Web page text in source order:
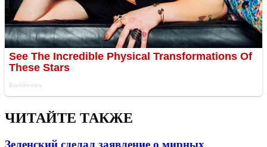
ЧИТАЙТЕ ТАКЖЕ
Зеленский сделал заявление о мирных